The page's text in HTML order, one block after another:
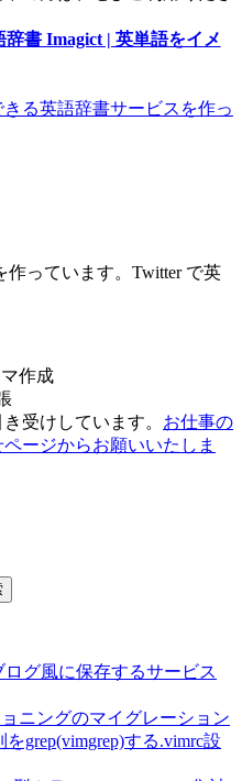
書 Imagict | 英単語をイメ
る英語辞書サービスを作っ
作っています。Twitter で英
作成
受けしています。 お仕事の
ージからお願いいたしま
ログ風に保存するサービス
ニングのマイグレーション
grep(vimgrep)する.vimrc設